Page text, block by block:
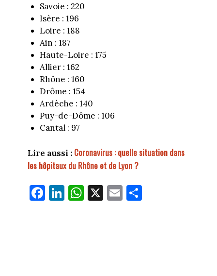
Savoie : 220
Isère : 196
Loire : 188
Ain : 187
Haute-Loire : 175
Allier : 162
Rhône : 160
Drôme : 154
Ardèche : 140
Puy-de-Dôme : 106
Cantal : 97
Lire aussi : Coronavirus : quelle situation dans
les hôpitaux du Rhône et de Lyon ?
Fa
ce
Li
nk
W
ha
X E
m
Pa